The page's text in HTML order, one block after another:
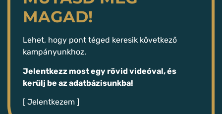
MAGAD!
Lehet, hogy pont téged keresik következő
kampányunkhoz.
Jelentkezz most egy rövid videóval, és
kerülj be az adatbázisunkba!
[ Jelentkezem ]